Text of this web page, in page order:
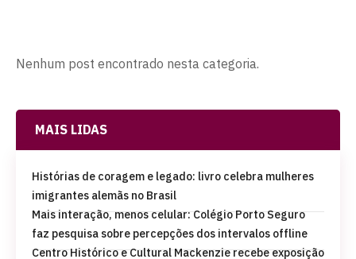
Nenhum post encontrado nesta categoria.
MAIS LIDAS
Histórias de coragem e legado: livro celebra mulheres
imigrantes alemãs no Brasil
Mais interação, menos celular: Colégio Porto Seguro
faz pesquisa sobre percepções dos intervalos offline
Centro Histórico e Cultural Mackenzie recebe exposição